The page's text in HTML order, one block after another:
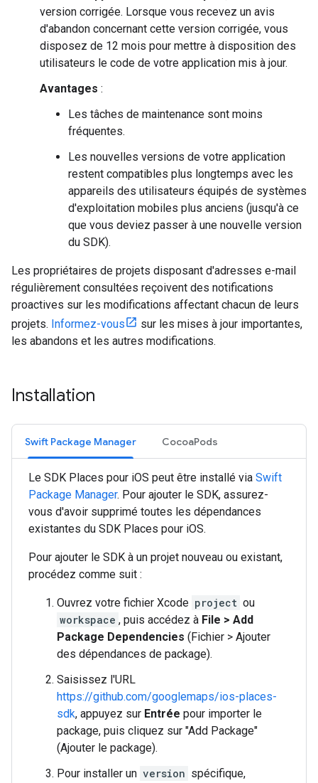
version corrigée. Lorsque vous recevez un avis
d'abandon concernant cette version corrigée, vous
disposez de 12 mois pour mettre à disposition des
utilisateurs le code de votre application mis à jour.
Avantages :
Les tâches de maintenance sont moins
fréquentes.
Les nouvelles versions de votre application
restent compatibles plus longtemps avec les
appareils des utilisateurs équipés de systèmes
d'exploitation mobiles plus anciens (jusqu'à ce
que vous deviez passer à une nouvelle version
du SDK).
Les propriétaires de projets disposant d'adresses e-mail
régulièrement consultées reçoivent des notifications
proactives sur les modifications affectant chacun de leurs
projets. Informez-vous
sur les mises à jour importantes,
les abandons et les autres modifications.
Installation
Swift Package Manager CocoaPods
Le SDK Places pour iOS peut être installé via Swift
Package Manager. Pour ajouter le SDK, assurez-
vous d'avoir supprimé toutes les dépendances
existantes du SDK Places pour iOS.
Pour ajouter le SDK à un projet nouveau ou existant,
procédez comme suit :
Ouvrez votre fichier Xcode project ou
workspace , puis accédez à File > Add
Package Dependencies (Fichier > Ajouter
des dépendances de package).
Saisissez l'URL
https://github.com/googlemaps/ios-places-
sdk, appuyez sur Entrée pour importer le
package, puis cliquez sur "Add Package"
(Ajouter le package).
Pour installer un version spécifique,